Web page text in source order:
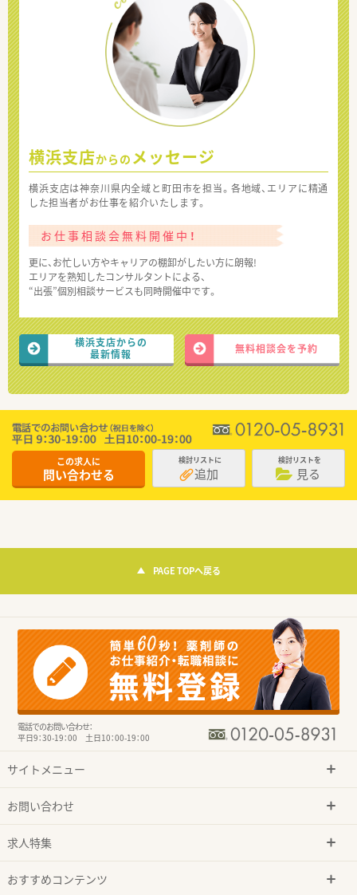
横浜支店からの メッセージ
横浜支店は神奈川県内全域と町田市を担当。各地域、エリアに精通
した担当者がお仕事を紹介いたします。
お仕事相談会無料開催中！
更に、お忙しい方やキャリアの棚卸がしたい方に朗報!
エリアを熟知したコンサルタントによる、
“出張”個別相談サービスも同時開催中です。
横浜支店からの
最新情報
無料相談会を予約
この求人に
問い合わせる
検討リストに
追加
検討リストを
見る
PAGE TOPへ戻る
電話でのお問い合わせ：
平日9：30-19：00 土日10：00-19：00
サイトメニュー
お問い合わせ
求人特集
おすすめコンテンツ